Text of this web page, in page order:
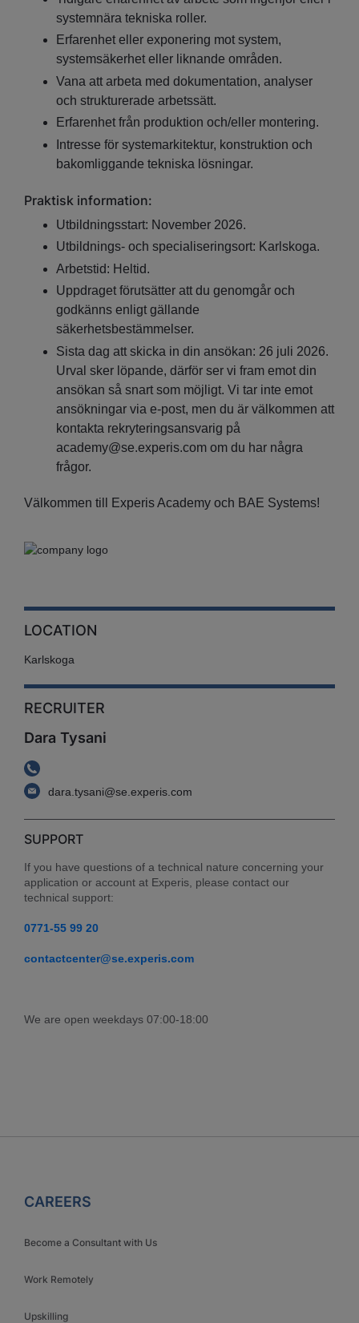
systemnära tekniska roller.
Erfarenhet eller exponering mot system,
systemsäkerhet eller liknande områden.
Vana att arbeta med dokumentation, analyser
och strukturerade arbetssätt.
Erfarenhet från produktion och/eller montering.
Intresse för systemarkitektur, konstruktion och
bakomliggande tekniska lösningar.
Praktisk information:
Utbildningsstart: November 2026.
Utbildnings- och specialiseringsort: Karlskoga.
Arbetstid: Heltid.
Uppdraget förutsätter att du genomgår och
godkänns enligt gällande
säkerhetsbestämmelser.
Sista dag att skicka in din ansökan: 26 juli 2026.
Urval sker löpande, därför ser vi fram emot din
ansökan så snart som möjligt. Vi tar inte emot
ansökningar via e-post, men du är välkommen att
kontakta rekryteringsansvarig på
academy@se.experis.com om du har några
frågor.
Välkommen till Experis Academy och BAE Systems!
LOCATION
Karlskoga
RECRUITER
Dara Tysani
dara.tysani@se.experis.com
SUPPORT
If you have questions of a technical nature concerning your
application or account at Experis, please contact our
technical support:
0771-55 99 20
contactcenter@se.experis.com
We are open weekdays 07:00-18:00
CAREERS
Become a Consultant with Us
Work Remotely
Upskilling